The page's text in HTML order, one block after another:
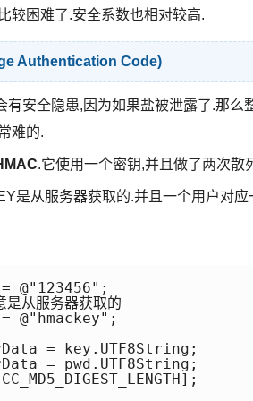
较困难了.安全系数也相对较高.
Authentication Code)
有安全隐患,因为如果盐被泄露了.那
难的.
.它使用一个密钥,并且做了两次散
是从服务器获取的.并且一个用户对应
@"123456";
从服务器获取的
@"hmackey";
= key.UTF8String;
= pwd.UTF8String;